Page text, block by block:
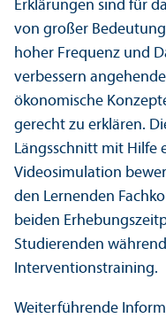
Erklärungen sind für
von großer
hoher Frequenz und
verbessern
ökonomische
gerecht zu erklären.
Längsschnitt mit Hilfe
Videosimulation
den Lernenden
beiden
Studierenden
Interventions­training.
Weiterführende